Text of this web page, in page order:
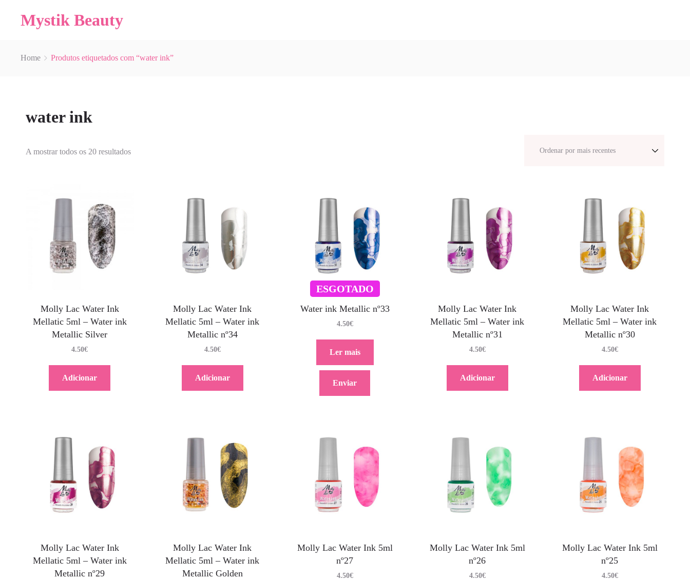
Mystik Beauty
Home Produtos etiquetados com “water ink”
water ink
A mostrar todos os 20 resultados
Molly Lac Water Ink
Mellatic 5ml – Water ink
Metallic Silver
4.50€
Adicionar
Molly Lac Water Ink
Mellatic 5ml – Water ink
Metallic nº34
4.50€
Adicionar
ESGOTADO
Water ink Metallic nº33
4.50€
Ler mais
Enviar
Molly Lac Water Ink
Mellatic 5ml – Water ink
Metallic nº31
4.50€
Adicionar
Molly Lac Water Ink
Mellatic 5ml – Water ink
Metallic nº30
4.50€
Adicionar
Molly Lac Water Ink
Mellatic 5ml – Water ink
Metallic nº29
Molly Lac Water Ink
Mellatic 5ml – Water ink
Metallic Golden
Molly Lac Water Ink 5ml
nº27
4.50€
Molly Lac Water Ink 5ml
nº26
4.50€
Molly Lac Water Ink 5ml
nº25
4.50€